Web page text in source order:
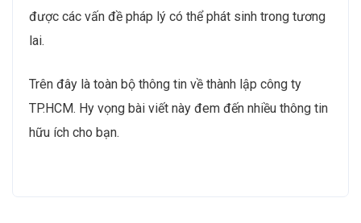
được các vấn đề pháp lý có thể phát sinh trong tương
lai.
Trên đây là toàn bộ thông tin về thành lập công ty
TP.HCM. Hy vọng bài viết này đem đến nhiều thông tin
hữu ích cho bạn.